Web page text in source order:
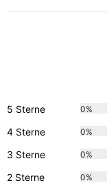
5 Sterne
0%
4 Sterne 0%
3 Sterne 0%
2 Sterne 0%